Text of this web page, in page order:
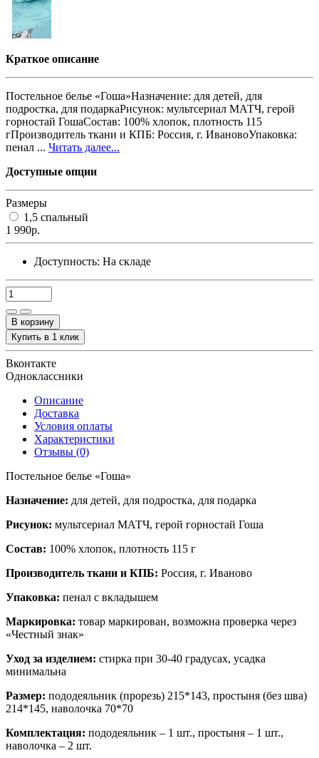
Краткое описание
Постельное белье «Гоша»Назначение: для детей, для
подростка, для подаркаРисунок: мультсериал МАТЧ, герой
горностай ГошаСостав: 100% хлопок, плотность 115
гПроизводитель ткани и КПБ: Россия, г. ИвановоУпаковка:
пенал ... Читать далее...
Доступные опции
Размеры
1,5 спальный
1 990р.
Доступность: На складе
В корзину
Купить в 1 клик
Вконтакте
Одноклассники
Описание
Доставка
Условия оплаты
Характеристики
Отзывы (0)
Постельное белье «Гоша»
Назначение: для детей, для подростка, для подарка
Рисунок: мультсериал МАТЧ, герой горностай Гоша
Состав: 100% хлопок, плотность 115 г
Производитель ткани и КПБ: Россия, г. Иваново
Упаковка: пенал с вкладышем
Маркировка: товар маркирован, возможна проверка через
«Честный знак»
Уход за изделием: стирка при 30-40 градусах, усадка
минимальна
Размер: пододеяльник (прорезь) 215*143, простыня (без шва)
214*145, наволочка 70*70
Комплектация: пододеяльник – 1 шт., простыня – 1 шт.,
наволочка – 2 шт.